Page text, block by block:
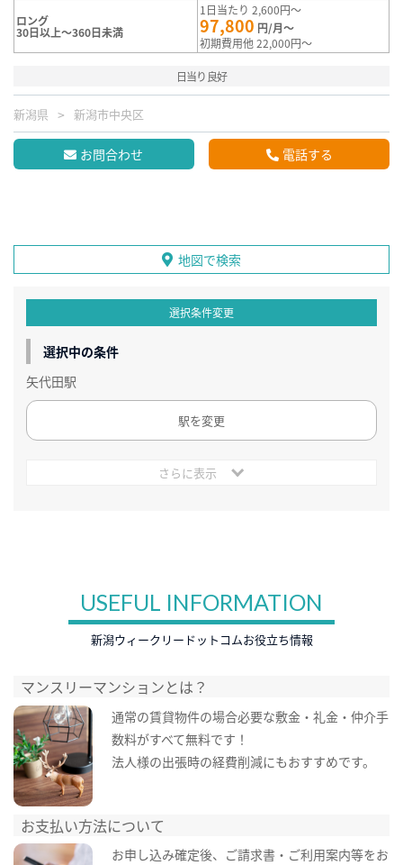
ロング
30日以上～360日未満
1日当たり 2,600円～
97,800 円/月～
初期費用他 22,000円～
日当り良好
新潟県 新潟市中央区
お問合わせ 電話する
地図で検索
選択条件変更
選択中の条件
矢代田駅
駅を変更
さらに表示
USEFUL INFORMATION
新潟ウィークリードットコムお役立ち情報
マンスリーマンションとは？
通常の賃貸物件の場合必要な敷金・礼金・仲介手
数料がすべて無料です！
法人様の出張時の経費削減にもおすすめです。
お支払い方法について
お申し込み確定後、ご請求書・ご利用案内等をお